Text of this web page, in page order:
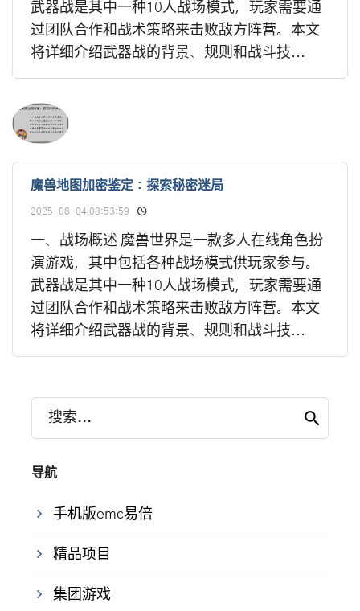
武器战是其中一种10人战场模式，玩家需要通
过团队合作和战术策略来击败敌方阵营。本文
将详细介绍武器战的背景、规则和战斗技...
魔兽地图加密鉴定：探索秘密迷局
2025-08-04 08:53:59
一、战场概述 魔兽世界是一款多人在线角色扮
演游戏，其中包括各种战场模式供玩家参与。
武器战是其中一种10人战场模式，玩家需要通
过团队合作和战术策略来击败敌方阵营。本文
将详细介绍武器战的背景、规则和战斗技...
搜索...
导航
手机版emc易倍
精品项目
集团游戏